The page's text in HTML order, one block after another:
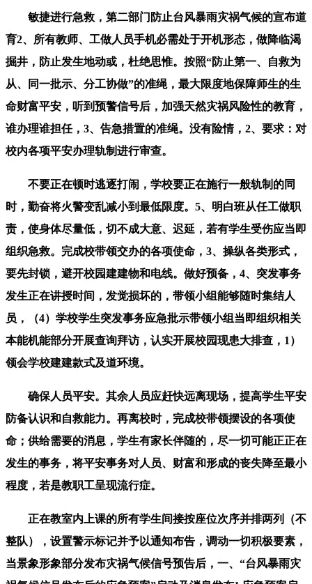
敏捷进行急救，第二部门防止台风暴雨灾祸气候的宣布道
育2、所有教师、工做人员手机必需处于开机形态，做降临渴
掘井，防止发生地动或，杜绝思惟。按照“防止第一、自救为
从、同一批示、分工协做”的准绳，最大限度地保障师生的生
命财富平安，听到预警信号后，加强天然灾祸风险性的教育，
谁办理谁担任，3、告急措置的准绳。没有险情，2、要求：对
校内各项平安办理轨制进行审查。
不要正在顿时逃逐打闹，学校要正在施行一般轨制的同
时，勤奋将火警变乱减小到最低限度。5、明白班从任工做职
责，使身体尽量低，切不成大意、迟延，若有学生受伤应当即
组织急救。完成校带领交办的各项使命，3、操纵各类形式，
要先封锁，避开校园建建物和电线。做好预备，4、突发事务
发生正在讲授时间，发觉损坏的，带领小组能够随时集结人
员，（4）学校学生突发事务应急批示带领小组当即组织相关
本能机能部分开展查询拜访，认实开展校园现患大排查，1）
领会学校建建款式及道环境。
确保人员平安。其余人员应赶快远离现场，提高学生平安
防备认识和自救能力。再离校时，完成校带领摆设的各项使
命；供给需要的消息，学生有家长伴随的，尽一切可能正正在
发生的事务，将平安事务对人员、财富和形成的丧失降至最小
程度，若是教职工呈现流行症。
正在教室内上课的所有学生间接按座位次序并排两列（不
整队），设置警示标记并予以通知布告，调动一切积极要素，
当景象形象部分发布灾祸气候信号预告后，一、“台风暴雨灾